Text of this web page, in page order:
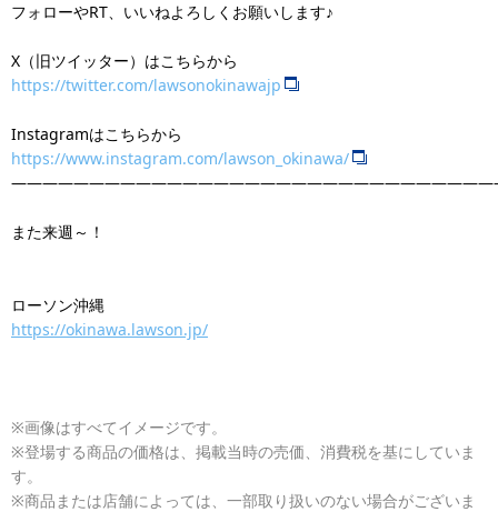
フォローやRT、いいねよろしくお願いします♪
X（旧ツイッター）はこちらから
https://twitter.com/lawsonokinawajp
Instagramはこちらから
https://www.instagram.com/lawson_okinawa/
また来週～！
ローソン沖縄
https://okinawa.lawson.jp/
※画像はすべてイメージです。
※登場する商品の価格は、掲載当時の売価、消費税を基にしていま
す。
※商品または店舗によっては、一部取り扱いのない場合がございま